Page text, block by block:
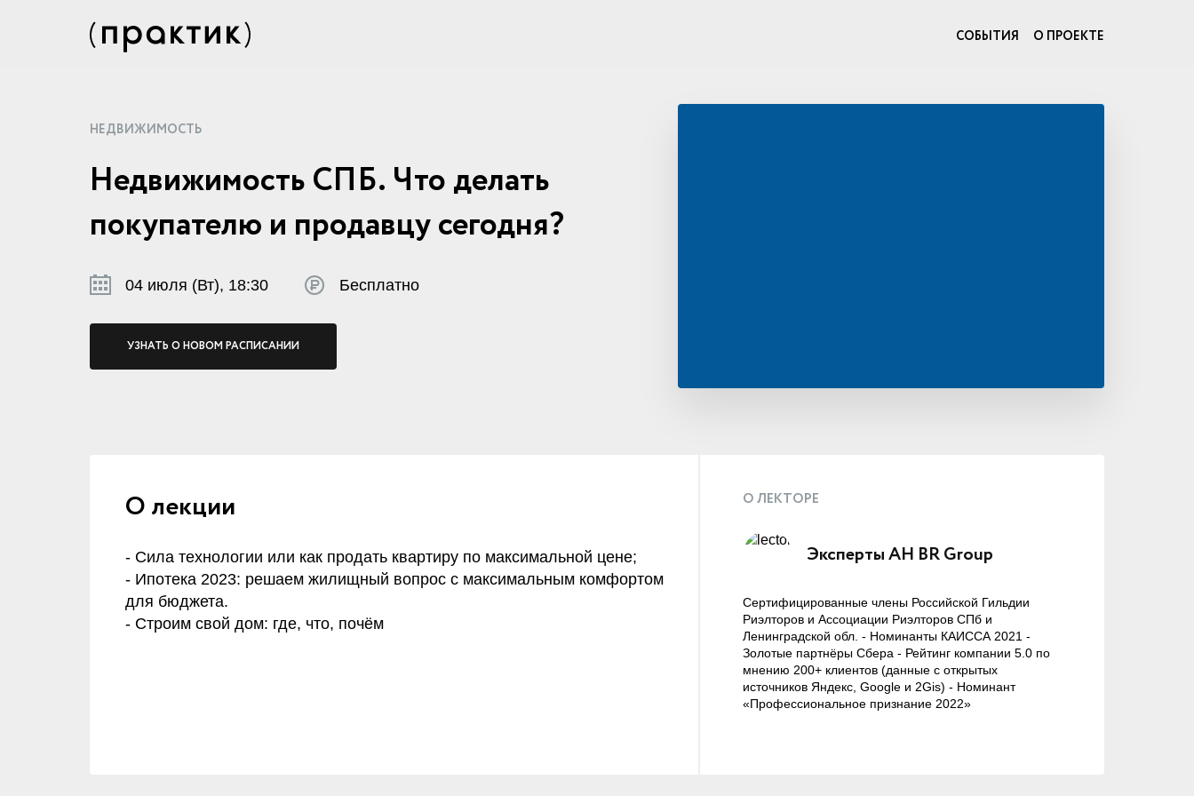
СОБЫТИЯ О ПРОЕКТЕ
НЕДВИЖИМОСТЬ
Недвижимость СПБ. Что делать
покупателю и продавцу сегодня?
04 июля (Вт), 18:30 Бесплатно
УЗНАТЬ О НОВОМ РАСПИСАНИИ
О лекции
- Сила технологии или как продать квартиру по максимальной цене;
- Ипотека 2023: решаем жилищный вопрос с максимальным комфортом
для бюджета.
- Строим свой дом: где, что, почём
О ЛЕКТОРЕ
Эксперты АН BR Group
Сертифицированные члены Российской Гильдии
Риэлторов и Ассоциации Риэлторов СПб и
Ленинградской обл. - Номинанты КАИССА 2021 -
Золотые партнёры Сбера - Рейтинг компании 5.0 по
мнению 200+ клиентов (данные с открытых
источников Яндекс, Google и 2Gis) - Номинант
«Профессиональное признание 2022»